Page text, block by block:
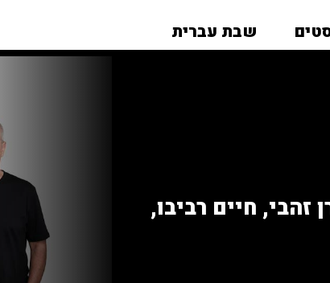
שבת עברית
זהבי, חיים רביבו,